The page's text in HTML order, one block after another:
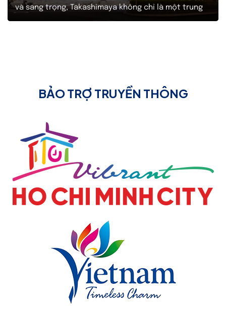
và sang trọng, Takashimaya không chỉ là một trung
tâm thương mại mà còn là biểu tượng của sự hiện
BẢO TRỢ TRUYỀN THÔNG